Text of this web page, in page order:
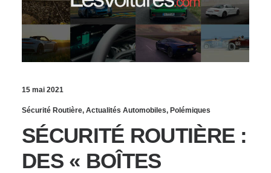
15 mai 2021
Sécurité Routière, Actualités Automobiles, Polémiques
SÉCURITÉ ROUTIÈRE :
DES « BOÎTES